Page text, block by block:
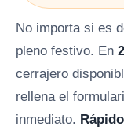
No importa si es
pleno festivo. En
cerrajero
rellena el
inmediato.